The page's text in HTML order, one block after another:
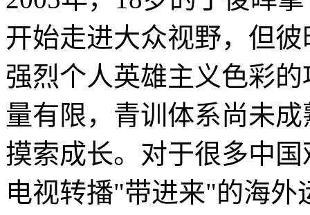
开始走进大众视野，但
强烈个人英雄主义色彩
量有限，青训体系尚未
摸索成长。对于很多中
电视转播"带进来"的海